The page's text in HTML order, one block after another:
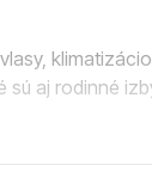
sú aj rodinné